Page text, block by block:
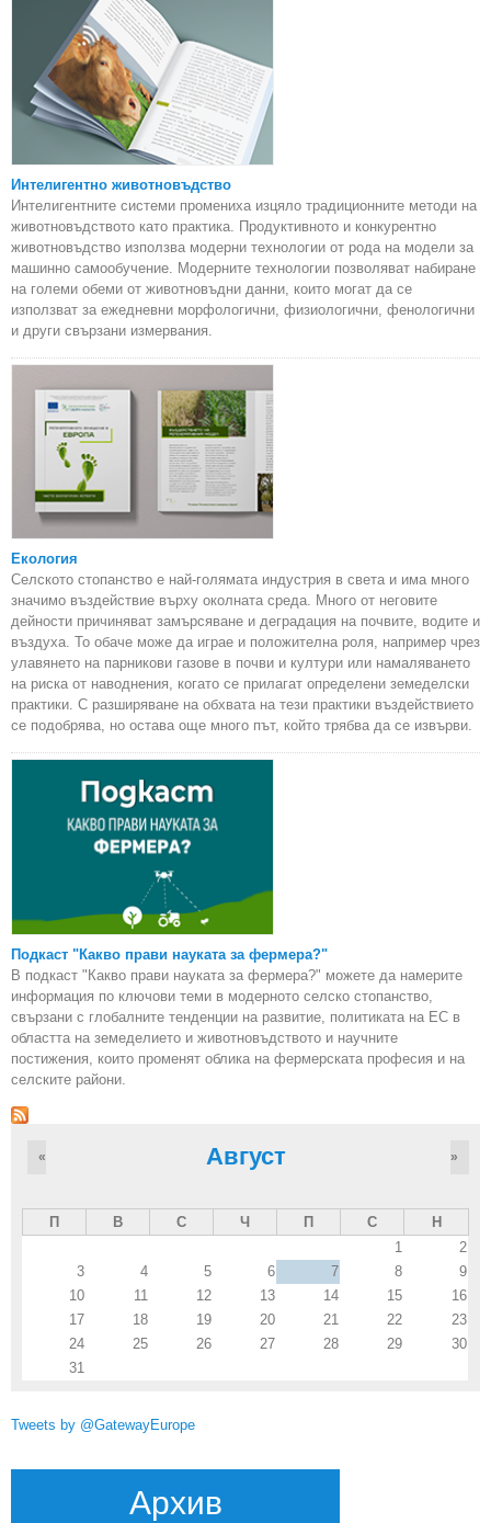
Интелигентно животновъдство
Интелигентните системи промениха изцяло традиционните методи на
животновъдството като практика. Продуктивното и конкурентно
животновъдство използва модерни технологии от рода на модели за
машинно самообучение. Модерните технологии позволяват набиране
на големи обеми от животновъдни данни, които могат да се
използват за ежедневни морфологични, физиологични, фенологични
и други свързани измервания.
Екология
Селското стопанство е най-голямата индустрия в света и има много
значимо въздействие върху околната среда. Много от неговите
дейности причиняват замърсяване и деградация на почвите, водите и
въздуха. То обаче може да играе и положителна роля, например чрез
улавянето на парникови газове в почви и култури или намаляването
на риска от наводнения, когато се прилагат определени земеделски
практики. С разширяване на обхвата на тези практики въздействието
се подобрява, но остава още много път, който трябва да се извърви.
Подкаст "Какво прави науката за фермера?"
В подкаст "Какво прави науката за фермера?" можете да намерите
информация по ключови теми в модерното селско стопанство,
свързани с глобалните тенденции на развитие, политиката на ЕС в
областта на земеделието и животновъдството и научните
постижения, които променят облика на фермерската професия и на
селските райони.
Август
« »
П В С Ч П С
Н
1
2
3
4 5 6 7 8
9
10
11 12 13 14 15
16
17
18 19 20 21 22
23
24
25 26 27 28 29
30
31
Tweets by @GatewayEurope
Архив